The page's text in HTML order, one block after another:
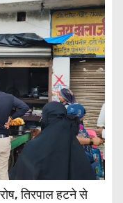
तिरपाल हटने से